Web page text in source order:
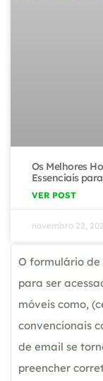
Os Melhores
Essenciais
VER POST
novembro 22,
O formulário
para ser
móveis como,
convencionais
de email se
preencher